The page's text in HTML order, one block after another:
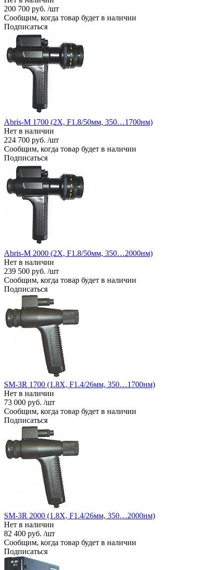
200 700 руб. /шт
Сообщим, когда товар будет в наличии
Подписаться
Abris-M 1700 (2X, F1.8/50мм, 350…1700нм)
Нет в наличии
224 700 руб. /шт
Сообщим, когда товар будет в наличии
Подписаться
Abris-M 2000 (2X, F1.8/50мм, 350…2000нм)
Нет в наличии
239 500 руб. /шт
Сообщим, когда товар будет в наличии
Подписаться
SM-3R 1700 (1.8X, F1.4/26мм, 350…1700нм)
Нет в наличии
73 000 руб. /шт
Сообщим, когда товар будет в наличии
Подписаться
SM-3R 2000 (1.8X, F1.4/26мм, 350…2000нм)
Нет в наличии
82 400 руб. /шт
Сообщим, когда товар будет в наличии
Подписаться